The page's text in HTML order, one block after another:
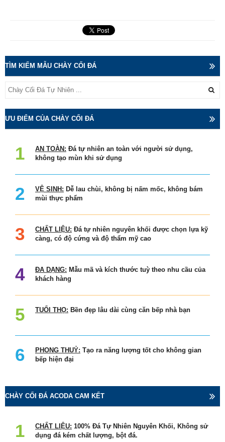
TÌM KIẾM MẪU CHÀY CỐI ĐÁ
ƯU ĐIỂM CỦA CHÀY CỐI ĐÁ
AN TOÀN: Đá tự nhiên an toàn với người sử dụng,
không tạo mùn khi sử dụng
VỆ SINH: Dễ lau chùi, không bị nấm mốc, không bám
mùi thực phẩm
CHẤT LIỆU: Đá tự nhiên nguyên khối được chọn lựa kỹ
càng, có độ cứng và độ thẩm mỹ cao
ĐA DẠNG: Mẫu mã và kích thước tuỳ theo nhu cầu của
khách hàng
TUỔI THỌ: Bền đẹp lâu dài cùng căn bếp nhà bạn
PHONG THUỶ: Tạo ra năng lượng tốt cho không gian
bếp hiện đại
CHÀY CỐI ĐÁ ACODA CAM KẾT
CHẤT LIỆU: 100% Đá Tự Nhiên Nguyên Khối, Không sử
dụng đá kém chất lượng, bột đá.